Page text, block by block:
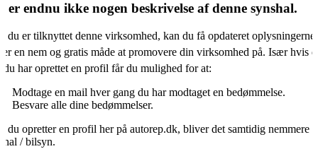
er endnu ikke nogen beskrivelse af denne synshal.
du er tilknyttet denne virksomhed, kan du få opdateret oplysningerne.
er en nem og gratis måde at promovere din virksomhed på. Især hvis
du har oprettet en profil får du mulighed for at:
Modtage en mail hver gang du har modtaget en bedømmelse.
Besvare alle dine bedømmelser.
du opretter en profil her på autorep.dk, bliver det samtidig nemmere
/ bilsyn.